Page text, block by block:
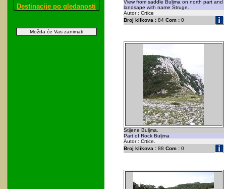
Destinacije po gledanosti
Možda će Vas zanimati
View from saddle Buljma on north part and
landsape with name Struge.
Autor : Crtice
Broj klikova :84 Com :0
Stijene Buljma.
Part of Rock Buljma
Autor : Crtice.
Broj klikova :88 Com :0